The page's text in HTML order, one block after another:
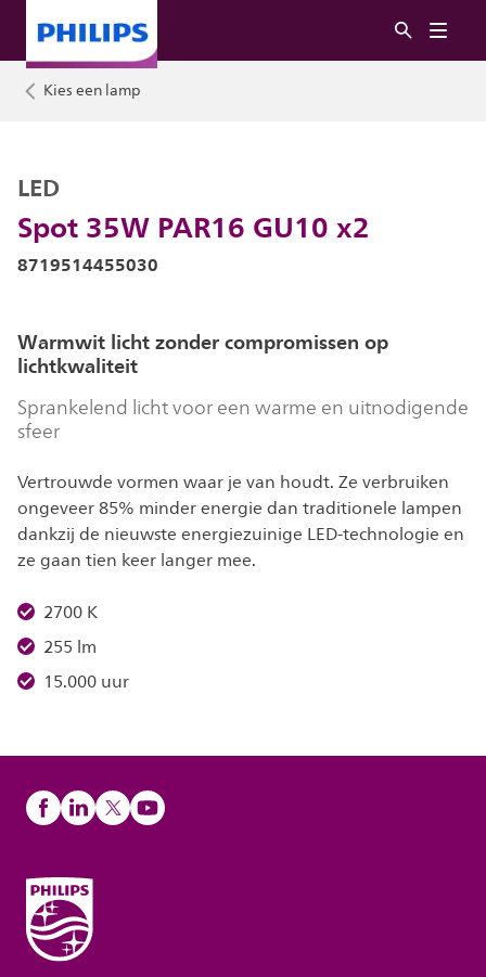
Kies een lamp
Spot 35W PAR16 GU10 x2
LED
8719514455030
Warmwit licht zonder compromissen op
lichtkwaliteit
Sprankelend licht voor een warme en uitnodigende
sfeer
Vertrouwde vormen waar je van houdt. Ze verbruiken
ongeveer 85% minder energie dan traditionele lampen
dankzij de nieuwste energiezuinige LED-technologie en
ze gaan tien keer langer mee.
2700 K
255 lm
15.000 uur